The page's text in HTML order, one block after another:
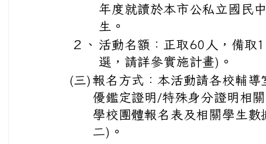
年度就讀於本市公私立國民
生。
２、 活動名額：正取60人，備取
選，請詳參實施計畫)。
(三) 報名方式：本活動請各校輔
優鑑定證明/特殊身分證明相
學校團體報名表及相關學生
二)。